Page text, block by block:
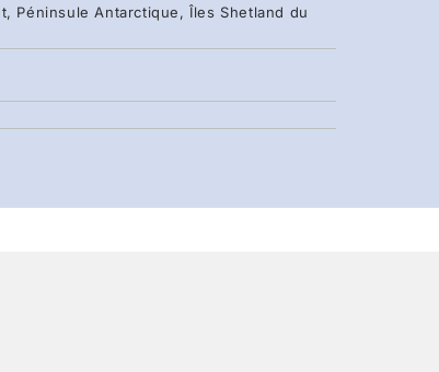
Péninsule Antarctique, Îles Shetland du